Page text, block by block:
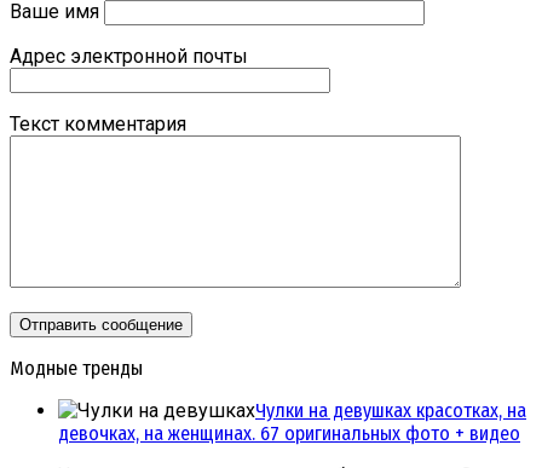
Ваше имя
Адрес электронной почты
Текст комментария
Модные тренды
Чулки на девушках красотках, на
девочках, на женщинах. 67 оригинальных фото + видео